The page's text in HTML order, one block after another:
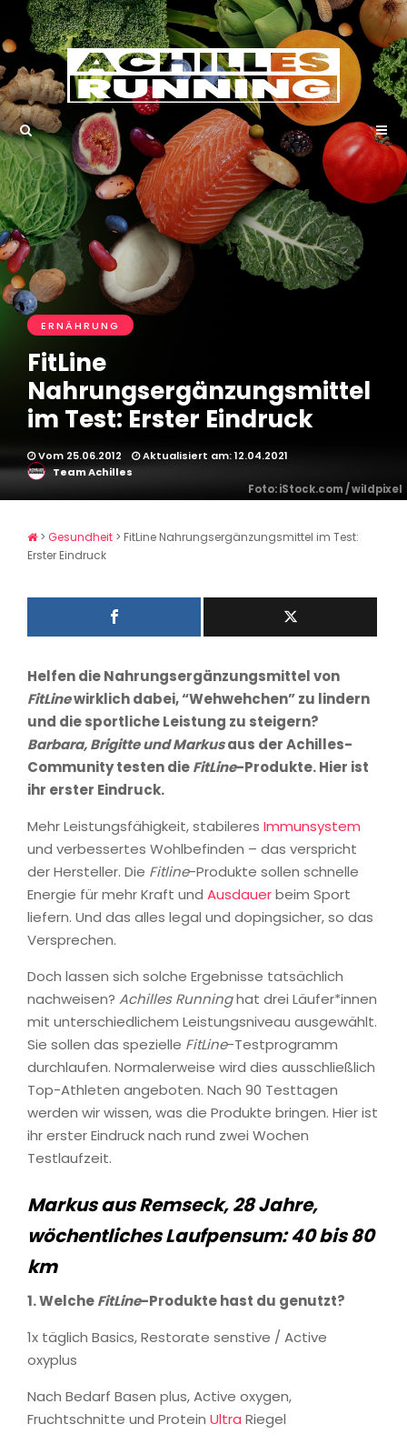
ERNÄHRUNG
FitLine
Nahrungsergänzungsmittel
im Test: Erster Eindruck
Vom 25.06.2012
Aktualisiert am: 12.04.2021
Team Achilles
Foto: iStock.com / wildpixel
> Gesundheit > FitLine Nahrungsergänzungsmittel im Test:
Erster Eindruck
Helfen die Nahrungsergänzungsmittel von
FitLinewirklich dabei, “Wehwehchen” zu lindern
und die sportliche Leistung zu steigern?
Barbara, Brigitte und Markusaus der Achilles-
Community testen dieFitLine-Produkte. Hier ist
ihr erster Eindruck.
Mehr Leistungsfähigkeit, stabileres Immunsystem
und verbessertes Wohlbefinden – das verspricht
der Hersteller. Die Fitline-Produkte sollen schnelle
Energie für mehr Kraft und Ausdauerbeim Sport
liefern. Und das alles legal und dopingsicher, so das
Versprechen.
Doch lassen sich solche Ergebnisse tatsächlich
nachweisen? Achilles Runninghat drei Läufer*innen
mit unterschiedlichem Leistungsniveau ausgewählt.
Sie sollen das spezielle FitLine-Testprogramm
durchlaufen. Normalerweise wird dies ausschließlich
Top-Athleten angeboten. Nach 90 Testtagen
werden wir wissen, was die Produkte bringen. Hier ist
ihr erster Eindruck nach rund zwei Wochen
Testlaufzeit.
Markus aus Remseck, 28 Jahre,
wöchentliches Laufpensum: 40 bis 80
km
1. WelcheFitLine-Produkte hast du genutzt?
1x täglich Basics, Restorate senstive / Active
oxyplus
Nach Bedarf Basen plus, Active oxygen,
Fruchtschnitte und Protein Ultra Riegel